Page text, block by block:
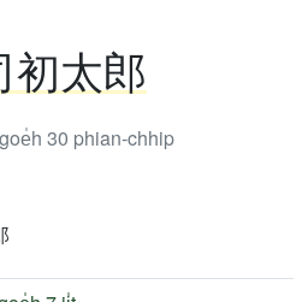
初太郎
30 phian-chhip